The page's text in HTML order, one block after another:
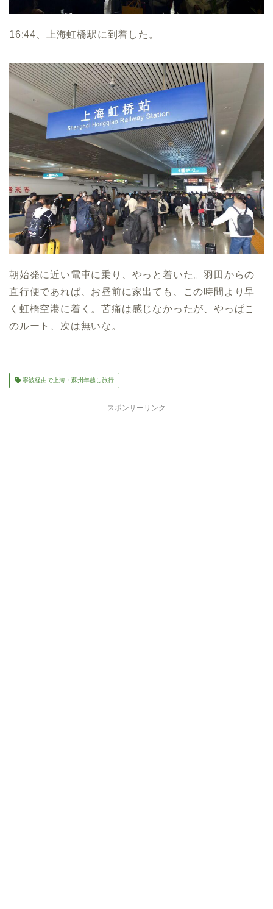
16:44、上海虹橋駅に到着した。
朝始発に近い電車に乗り、やっと着いた。羽田からの
直行便であれば、お昼前に家出ても、この時間より早
く虹橋空港に着く。苦痛は感じなかったが、やっぱこ
のルート、次は無いな。
寧波経由で上海・蘇州年越し旅行
スポンサーリンク